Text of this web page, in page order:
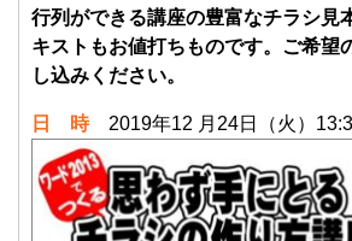
行列ができる講座の豊富なチラシ見
キストもお値打ちものです。ご希望
し込みください。
日 時2019年12 月24日（火）